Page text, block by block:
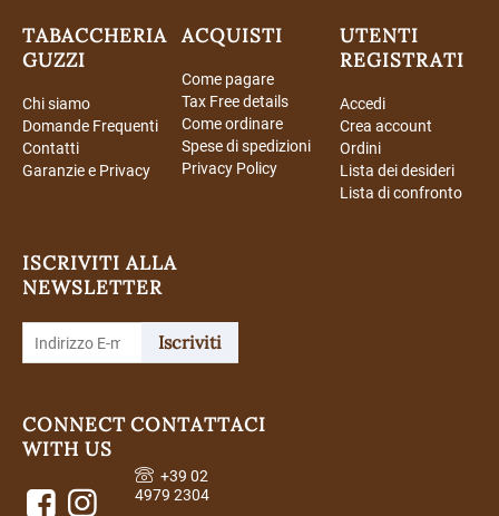
TABACCHERIA
GUZZI
Chi siamo
Domande Frequenti
Contatti
Garanzie e Privacy
ACQUISTI
Come pagare
Tax Free details
Come ordinare
Spese di spedizioni
Privacy Policy
UTENTI
REGISTRATI
Accedi
Crea account
Ordini
Lista dei desideri
Lista di confronto
ISCRIVITI ALLA
NEWSLETTER
Iscriviti
CONNECT
WITH US
CONTATTACI
+39 02
4979 2304